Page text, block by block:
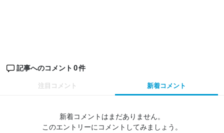
記事へのコメント 0件
注目コメント 新着コメント
新着コメントはまだありません。
このエントリーにコメントしてみましょう。